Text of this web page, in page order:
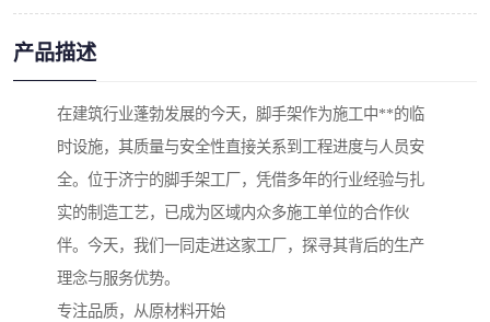
产品描述
在建筑行业蓬勃发展的今天，脚手架作为施工中**的临
时设施，其质量与安全性直接关系到工程进度与人员安
全。位于济宁的脚手架工厂，凭借多年的行业经验与扎
实的制造工艺，已成为区域内众多施工单位的合作伙
伴。今天，我们一同走进这家工厂，探寻其背后的生产
理念与服务优势。
专注品质，从原材料开始